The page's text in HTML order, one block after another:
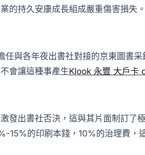
的持久安康成長組成嚴重傷害損失。
任與各年夜出書社對接的京東圖書
會讓這種事產生Klook 永豐 大戶卡
發出書社否決，這與其片面制訂了
15%的印刷本錢，10%的治理費，